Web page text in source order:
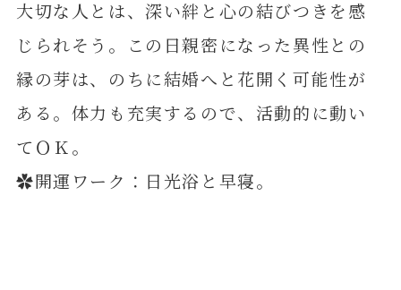
大切な人とは、深い絆と心の結びつきを感
じられそう。この日親密になった異性との
縁の芽は、のちに結婚へと花開く可能性が
ある。体力も充実するので、活動的に動い
てＯＫ。
✿開運ワーク：日光浴と早寝。